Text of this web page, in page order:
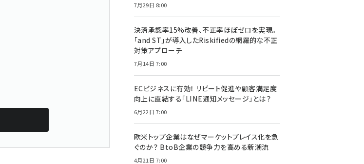
7月29日 8:00
決済承認率15%改善、不正率ほぼゼロを実現。
「and ST」が導入したRiskifiedの網羅的な不正
対策アプローチ
7月14日 7:00
ECビジネスに有効！ リピート促進や顧客満足度
向上に直結する「LINE通知メッセージ」とは？
6月22日 7:00
欧米トップ企業はなぜマーケットプレイス化を急
ぐのか？ BtoB企業の競争力を高める新潮流
4月21日 7:00